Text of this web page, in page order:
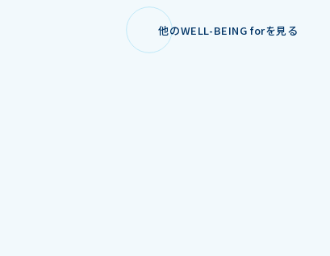
他のWELL-BEING forを見る